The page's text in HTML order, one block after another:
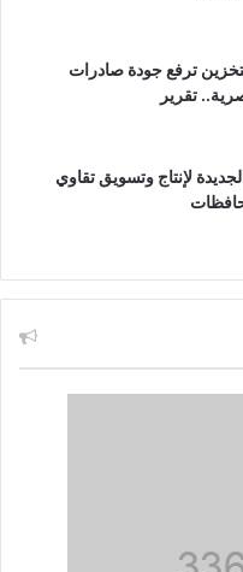
ترفع جودة صادرات
تقرير
لإنتاج وتسويق تقاوي